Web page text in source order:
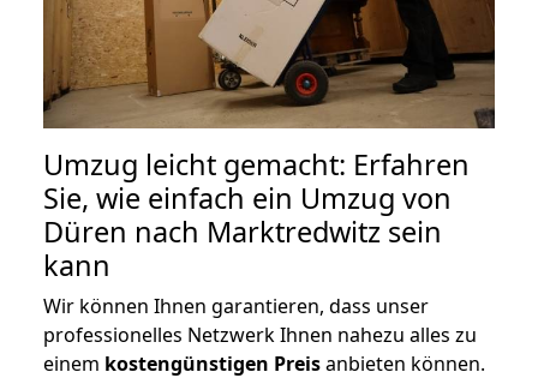
Umzug leicht gemacht: Erfahren
Sie, wie einfach ein Umzug von
Düren nach Marktredwitz sein
kann
Wir können Ihnen garantieren, dass unser
professionelles Netzwerk Ihnen nahezu alles zu
einem kostengünstigen Preisanbieten können.